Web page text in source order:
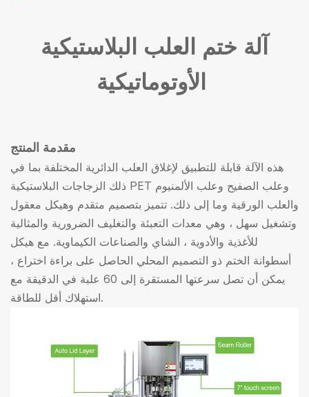
آلة ختم العلب البلاستيكية
الأوتوماتيكية
مقدمة المنتج
هذه الآلة قابلة للتطبيق لإغلاق العلب الدائرية المختلفة بما في
ذلك الزجاجات البلاستيكية PET وعلب الصفيح وعلب الألمنيوم
والعلب الورقية وما إلى ذلك. تتميز بتصميم متقدم وهيكل معقول
وتشغيل سهل ، وهي معدات التعبئة والتغليف الضرورية والمثالية
للأغذية والأدوية ، الشاي والصناعات الكيماوية. مع هيكل
أسطوانة الختم ذو التصميم المحلي الحاصل على براءة اختراع ،
يمكن أن تصل سرعتها المستقرة إلى 60 علبة في الدقيقة مع
استهلاك أقل للطاقة.